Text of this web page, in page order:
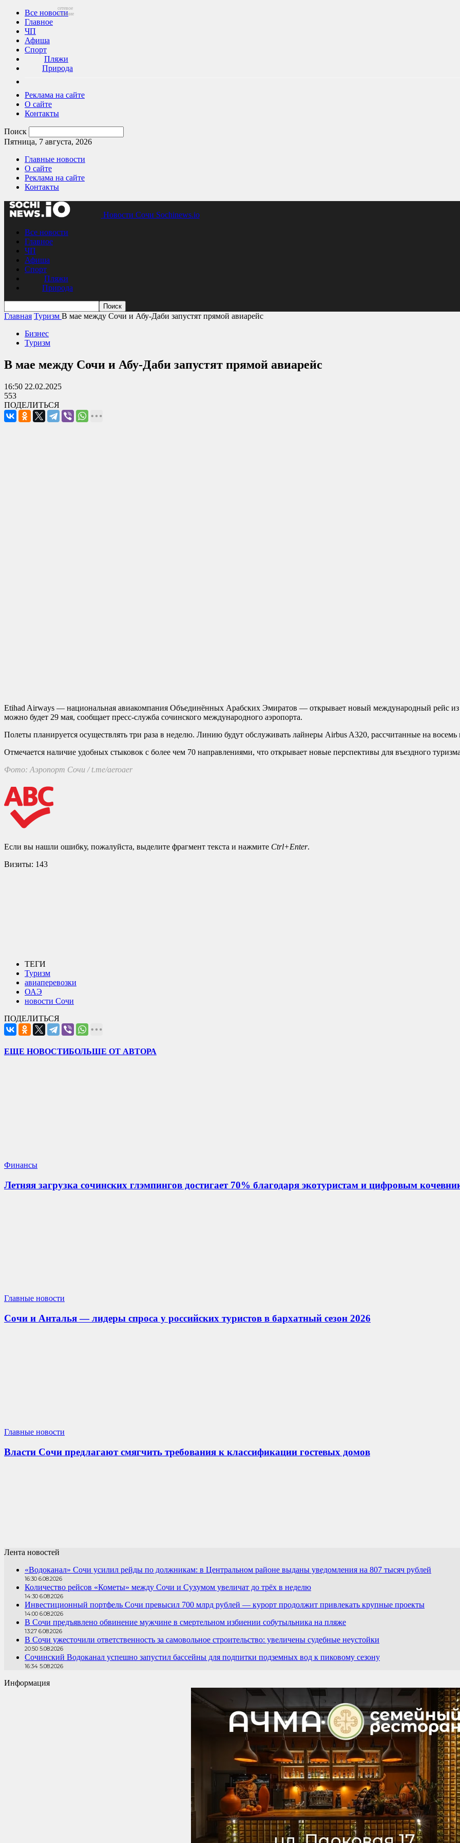
Все новости
Главное
ЧП
Афиша
Спорт
Пляжи
Природа
Реклама на сайте
О сайте
Контакты
Поиск
Пятница, 7 августа, 2026
Главные новости
О сайте
Реклама на сайте
Контакты
Новости Сочи Sochinews.io
сетевое
издание
Все новости
Главное
ЧП
Афиша
Спорт
Пляжи
Природа
Главная Туризм В мае между Сочи и Абу-Даби запустят прямой авиарейс
Бизнес
Туризм
В мае между Сочи и Абу-Даби запустят прямой авиарейс
16:50 22.02.2025
553
ПОДЕЛИТЬСЯ
Etihad Airways — национальная авиакомпания Объединённых Арабских Эмиратов — открывает новый международный рейс
можно будет 29 мая, сообщает пресс-служба сочинского международного аэропорта.
Полеты планируется осуществлять три раза в неделю. Линию будут обслуживать лайнеры Airbus A320, рассчитанные на восемь
Отмечается наличие удобных стыковок с более чем 70 направлениями, что открывает новые перспективы для въездного
Фото: Аэропорт Сочи / t.me/aeroaer
Если вы нашли ошибку, пожалуйста, выделите фрагмент текста и нажмите Ctrl+Enter.
Визиты: 143
ТЕГИ
Туризм
авиаперевозки
ОАЭ
новости Сочи
ПОДЕЛИТЬСЯ
ЕЩЕ НОВОСТИБОЛЬШЕ ОТ АВТОРА
Финансы
Летняя загрузка сочинских глэмпингов достигает 70% благодаря экотуристам и цифровым
Главные новости
Сочи и Анталья — лидеры спроса у российских туристов в бархатный сезон 2026
Главные новости
Власти Сочи предлагают смягчить требования к классификации гостевых домов
Лента новостей
«Водоканал» Сочи усилил рейды по должникам: в Центральном районе выданы уведомления на 807 тысяч рублей
16:30 6.08.2026
Количество рейсов «Кометы» между Сочи и Сухумом увеличат до трёх в неделю
14:30 6.08.2026
Инвестиционный портфель Сочи превысил 700 млрд рублей — курорт продолжит привлекать крупные проекты
14:00 6.08.2026
В Сочи предъявлено обвинение мужчине в смертельном избиении собутыльника на пляже
13:27 6.08.2026
В Сочи ужесточили ответственность за самовольное строительство: увеличены судебные неустойки
20:50 5.08.2026
Сочинский Водоканал успешно запустил бассейны для подпитки подземных вод к пиковому сезону
16:34 5.08.2026
Информация